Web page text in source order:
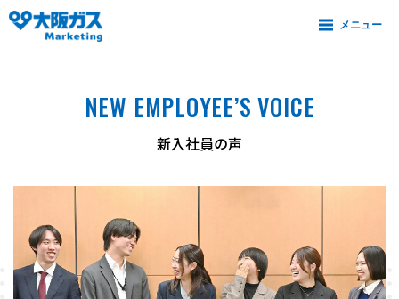
NEW EMPLOYEE’S VOICE
新入社員の声